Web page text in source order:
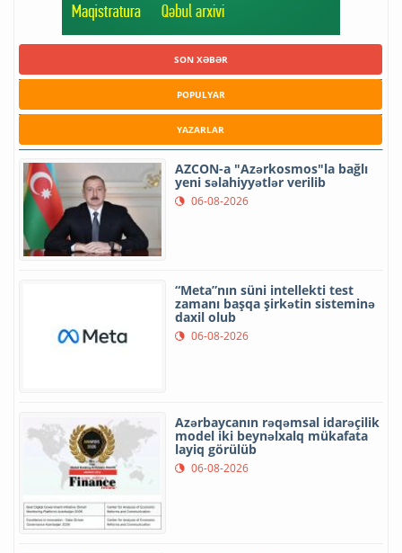
SON XƏBƏR
POPULYAR
YAZARLAR
AZCON-a "Azərkosmos"la bağlı
yeni səlahiyyətlər verilib
06-08-2026
“Meta”nın süni intellekti test
zamanı başqa şirkətin sisteminə
daxil olub
06-08-2026
Azərbaycanın rəqəmsal idarəçilik
model iki beynəlxalq mükafata
layiq görülüb
06-08-2026